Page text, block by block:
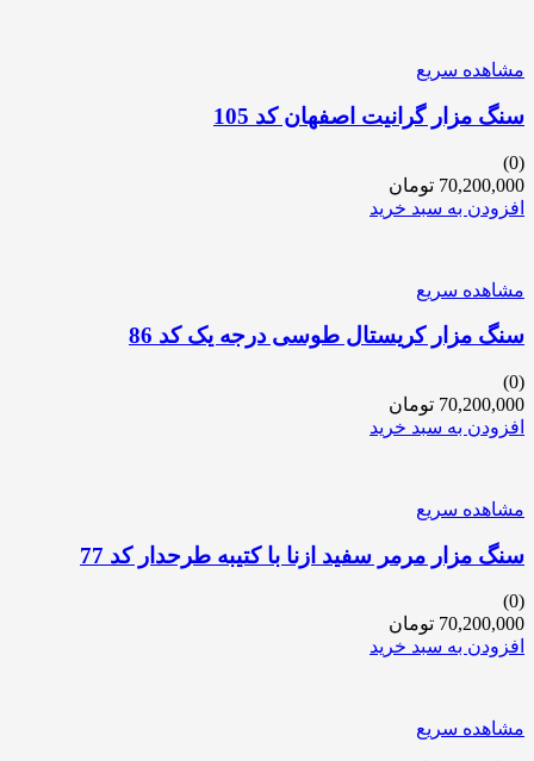
مشاهده سریع
سنگ مزار گرانیت اصفهان کد 105
(0)
70,200,000 تومان
افزودن به سبد خرید
مشاهده سریع
سنگ مزار کریستال طوسی درجه یک کد 86
(0)
70,200,000 تومان
افزودن به سبد خرید
مشاهده سریع
سنگ مزار مرمر سفید ازنا با کتیبه طرحدار کد 77
(0)
70,200,000 تومان
افزودن به سبد خرید
مشاهده سریع